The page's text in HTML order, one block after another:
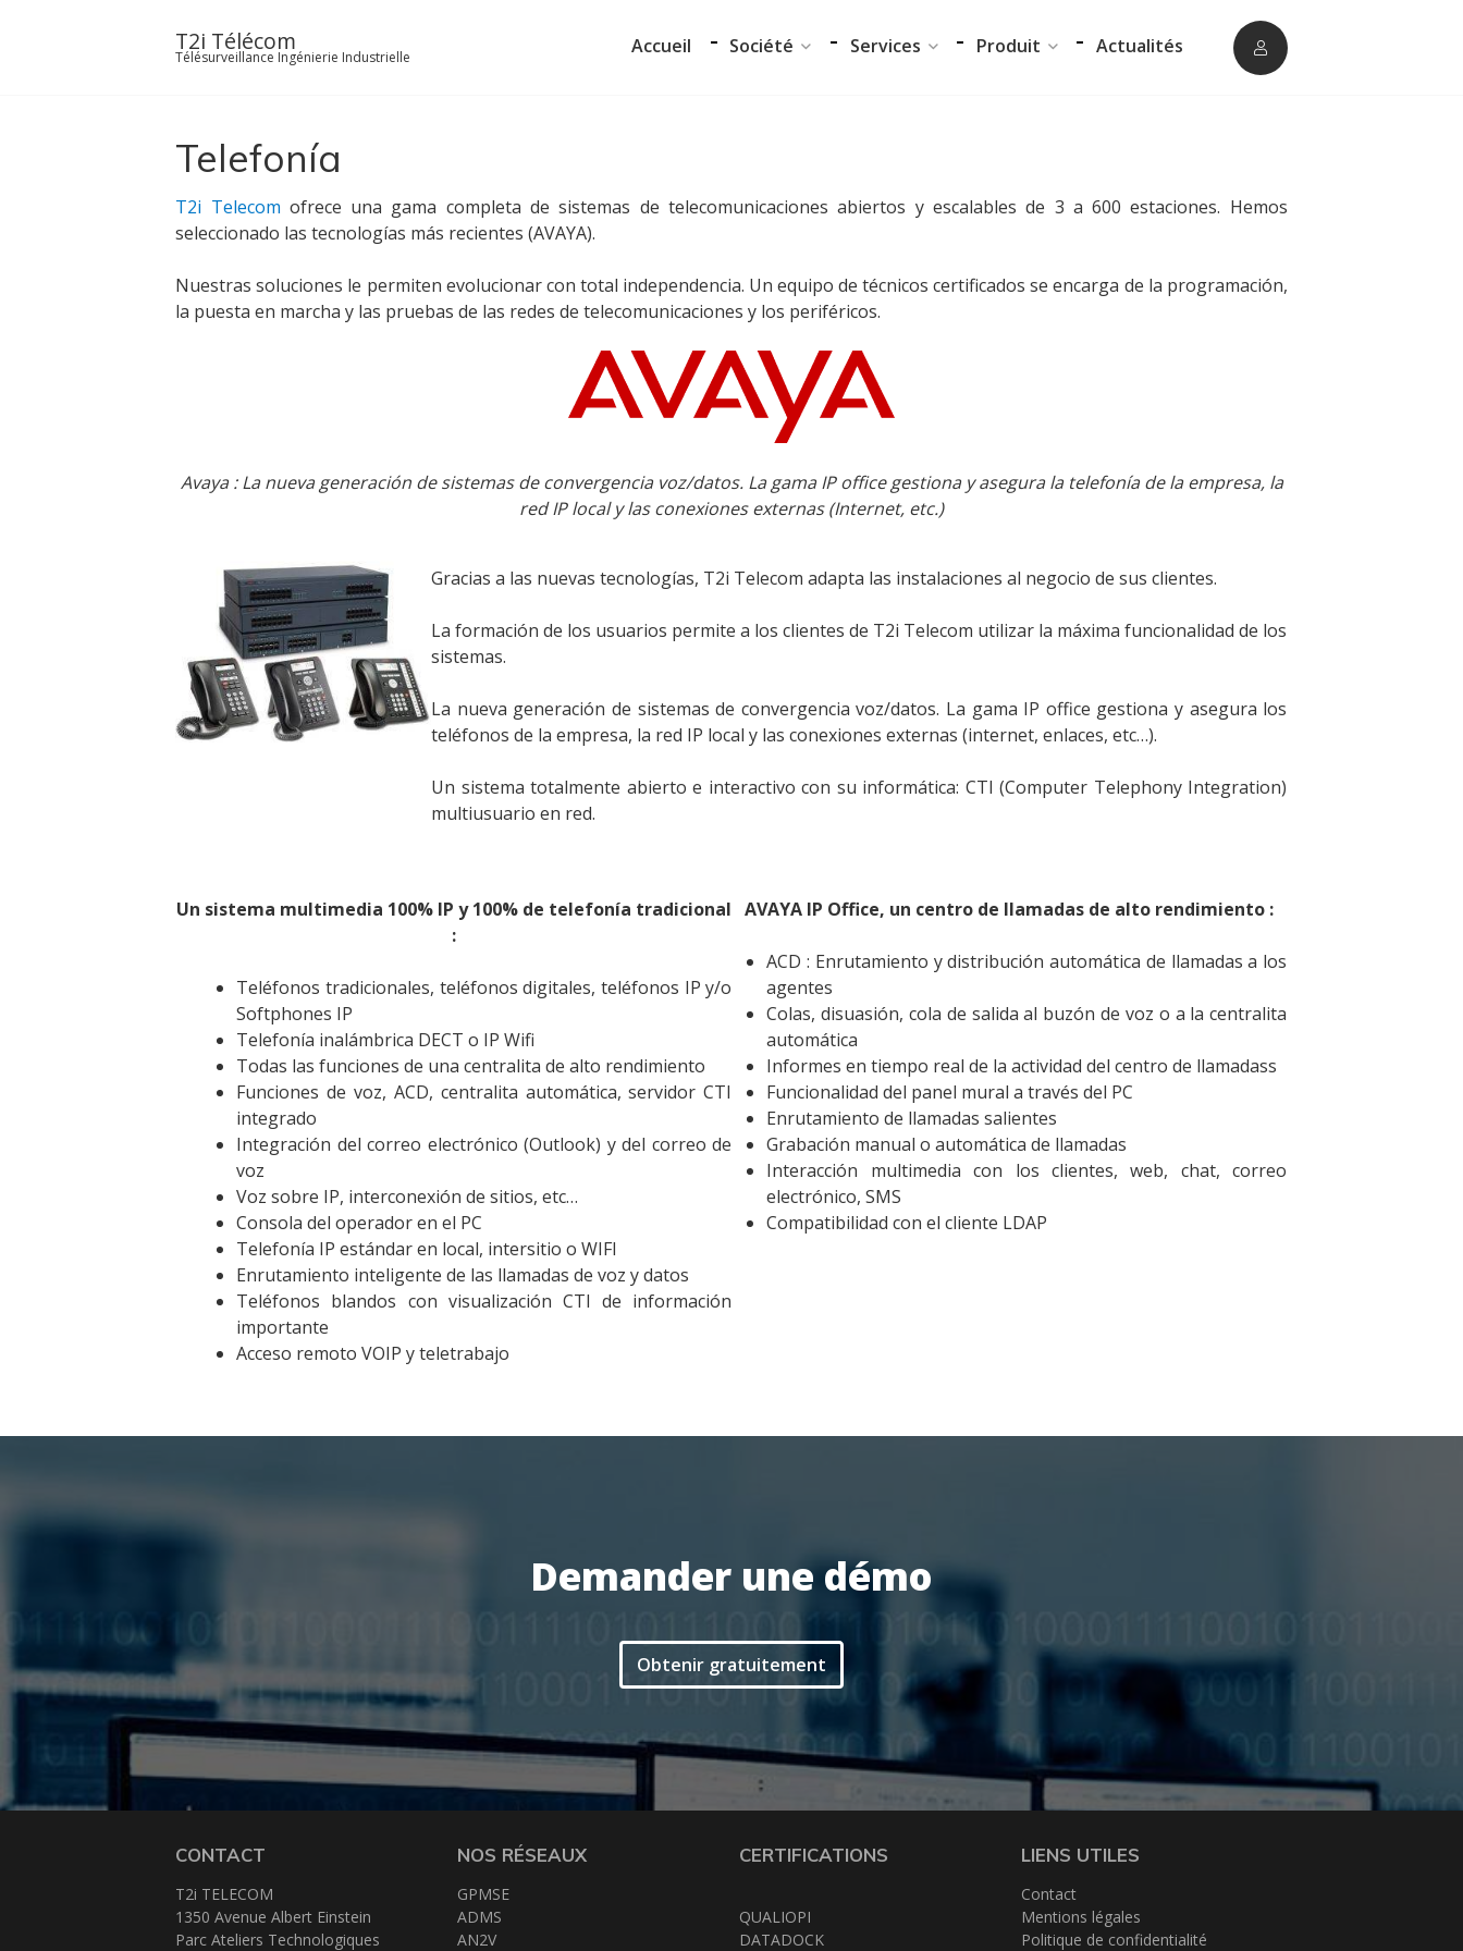
T2i Télécom
Télésurveillance Ingénierie Industrielle Accueil Société
Nos partenaires
Certifications
Services
Formation
Produit
téléassistance
Suivi des intervenants
Actualités
Telefonía
T2i Telecom ofrece una gama completa de sistemas de telecomunicaciones abiertos y escalables de 3 a 600 estaciones. Hemos
seleccionado las tecnologías más recientes (AVAYA).
Nuestras soluciones le permiten evolucionar con total independencia. Un equipo de técnicos certificados se encarga de la programación,
la puesta en marcha y las pruebas de las redes de telecomunicaciones y los periféricos.
Avaya : La nueva generación de sistemas de convergencia voz/datos. La gama IP office gestiona y asegura la telefonía de la empresa, la
red IP local y las conexiones externas (Internet, etc.)
Gracias a las nuevas tecnologías, T2i Telecom adapta las instalaciones al negocio de sus clientes.
La formación de los usuarios permite a los clientes de T2i Telecom utilizar la máxima funcionalidad de los
sistemas.
La nueva generación de sistemas de convergencia voz/datos. La gama IP office gestiona y asegura los
teléfonos de la empresa, la red IP local y las conexiones externas (internet, enlaces, etc…).
Un sistema totalmente abierto e interactivo con su informática: CTI (Computer Telephony Integration)
multiusuario en red.
Un sistema multimedia 100% IP y 100% de telefonía tradicional
:
Teléfonos tradicionales, teléfonos digitales, teléfonos IP y/o
Softphones IP
Telefonía inalámbrica DECT o IP Wifi
Todas las funciones de una centralita de alto rendimiento
Funciones de voz, ACD, centralita automática, servidor CTI
integrado
Integración del correo electrónico (Outlook) y del correo de
voz
Voz sobre IP, interconexión de sitios, etc…
Consola del operador en el PC
Telefonía IP estándar en local, intersitio o WIFI
Enrutamiento inteligente de las llamadas de voz y datos
Teléfonos blandos con visualización CTI de información
importante
Acceso remoto VOIP y teletrabajo
AVAYA IP Office, un centro de llamadas de alto rendimiento :
ACD : Enrutamiento y distribución automática de llamadas a los
agentes
Colas, disuasión, cola de salida al buzón de voz o a la centralita
automática
Informes en tiempo real de la actividad del centro de llamadass
Funcionalidad del panel mural a través del PC
Enrutamiento de llamadas salientes
Grabación manual o automática de llamadas
Interacción multimedia con los clientes, web, chat, correo
electrónico, SMS
Compatibilidad con el cliente LDAP
Demander une démo
Obtenir gratuitement
CONTACT
T2i TELECOM
1350 Avenue Albert Einstein
Parc Ateliers Technologiques
NOS RÉSEAUX
GPMSE
ADMS
AN2V
CERTIFICATIONS
QUALIOPI
DATADOCK
LIENS UTILES
Contact
Mentions légales
Politique de confidentialité
Accueil
Société
Data Center
Notre démarche RSE
Services
Audit et conseil
Support Technique
Formation
Migration
Produit
Logiciel de supervision
Logiciel de télésurveillance
Logiciel de téléassistance
Téléphonie
Espace client